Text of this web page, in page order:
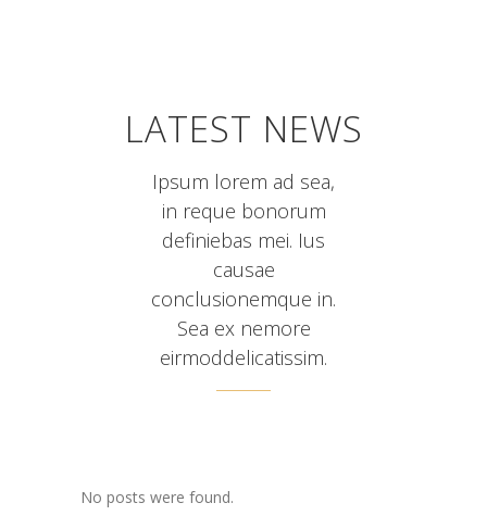
LATEST NEWS
Ipsum lorem ad sea,
in reque bonorum
definiebas mei. Ius
causae
conclusionemque in.
Sea ex nemore
eirmoddelicatissim.
No posts were found.